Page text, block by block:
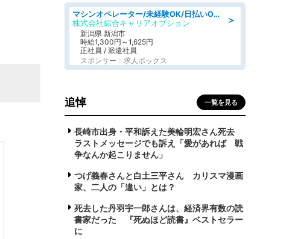
＞
マシンオペレーター/未経験OK/日払いOK/寮費無料/交替制/20・30・40代活躍中
株式会社綜合キャリアオプション
新潟県 新潟市
時給1,300円～1,625円
正社員 / 派遣社員
スポンサー：求人ボックス
追悼 一覧を見る
長崎市出身・平和訴えた美輪明宏さん死去
ラストメッセージでも訴え「愛があれば 戦
争なんか起こりません」
つげ義春さんと白土三平さん カリスマ漫画
家、二人の「違い」とは？
死去した丹羽宇一郎さんは、経済界有数の読
書家だった 『死ぬほど読書』ベストセラー
に